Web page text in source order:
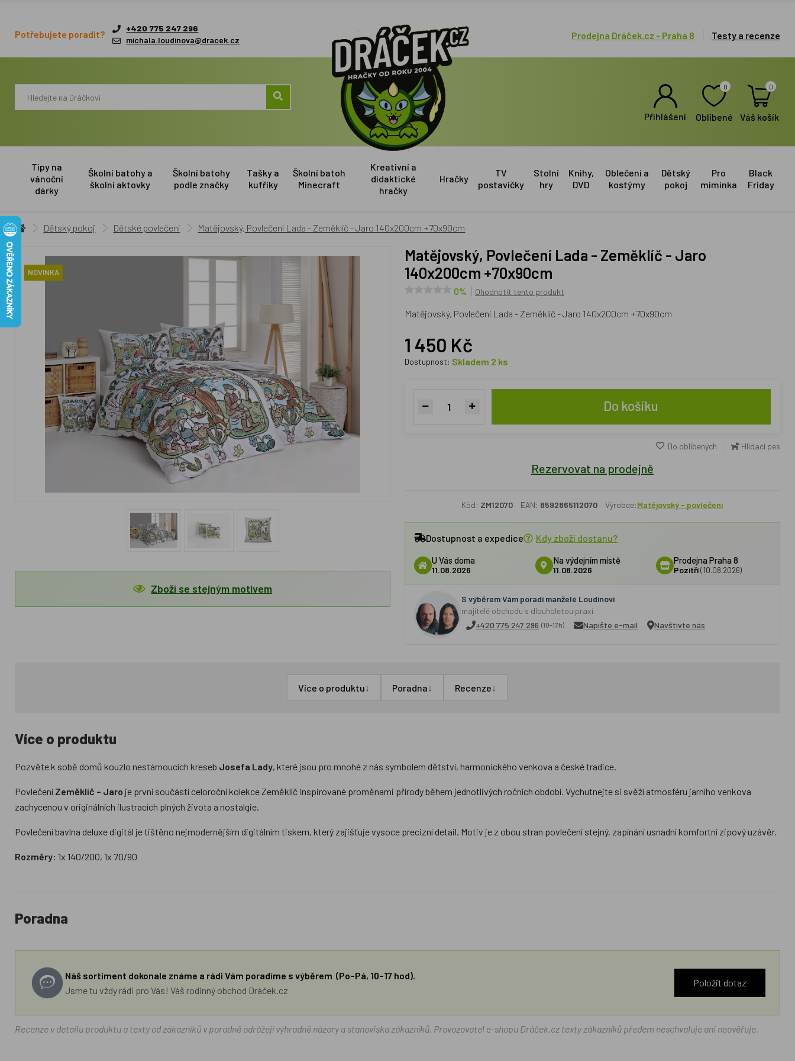
Potřebujete poradit?
+420 775 247 296
michala.loudinova@dracek.cz
Prodejna Dráček.cz - Praha 8 Testy a recenze
Přihlášení
0
Oblíbené
0
Váš košík
Tipy na
vánoční
dárky
Školní batohy a
školní aktovky
Školní batohy
podle značky
Tašky a
kufříky
Školní batoh
Minecraft
Kreativní a
didaktické
hračky
Hračky
TV
postavičky
Stolní
hry
Knihy,
DVD
Oblečení a
kostýmy
Dětský
pokoj
Pro
miminka
Black
Friday
Dětský pokoj Dětské povlečení Matějovský, Povlečení Lada - Zeměklíč - Jaro 140x200cm +70x90cm
NOVINKA
Zboží se stejným motivem
Matějovský, Povlečení Lada - Zeměklíč - Jaro
140x200cm +70x90cm
0% Ohodnotit tento produkt
Matějovský, Povlečení Lada - Zeměklíč - Jaro 140x200cm +70x90cm
1 450 Kč
Dostupnost: Skladem 2 ks
Do košíku
Do oblíbených Hlídací pes
Rezervovat na prodejně
Kód: ZM12070 EAN: 8592865112070 Výrobce:Matějovský - povlečení
Dostupnost a expedice Kdy zboží dostanu?
U Vás doma
11.08.2026
Na výdejním místě
11.08.2026
Prodejna Praha 8
Pozítří(10.08.2026)
S výběrem Vám poradí manželé Loudínovi
majitelé obchodu s dlouholetou praxí
+420 775 247 296 (10-17h) Napište e-mail Navštivte nás
Více o produktu↓ Poradna↓ Recenze↓
Více o produktu
Pozvěte k sobě domů kouzlo nestárnoucích kreseb Josefa Lady, které jsou pro mnohé z nás symbolem dětství, harmonického venkova a české tradice.
Povlečení Zeměklíč – Jaro je první součástí celoroční kolekce Zeměklíč inspirované proměnami přírody během jednotlivých ročních období. Vychutnejte si svěží atmosféru jarního venkova
zachycenou v originálních ilustracích plných života a nostalgie.
Povlečení bavlna deluxe digitál je tištěno nejmodernějším digitálním tiskem, který zajišťuje vysoce precizní detail. Motiv je z obou stran povlečení stejný, zapínání usnadní komfortní zipový uzávěr.
Rozměry: 1x 140/200, 1x 70/90
Poradna
Náš sortiment dokonale známe a rádi Vám poradíme s výběrem (Po–Pá, 10–17 hod).
Jsme tu vždy rádi pro Vás! Váš rodinný obchod Dráček.cz
Položit dotaz
Recenze v detailu produktu a texty od zákazníků v poradně odrážejí výhradně názory a stanoviska zákazníků. Provozovatel e-shopu Dráček.cz texty zákazníků předem neschvaluje ani neověřuje.